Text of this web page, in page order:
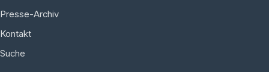
Presse-Archiv
Kontakt
Suche